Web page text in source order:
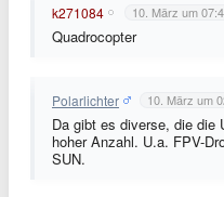
k271084 10. März um
Quadrocopter
Polarlichter 10. März um
Da gibt es diverse, die die
hoher Anzahl. U.a. FPV-
SUN.